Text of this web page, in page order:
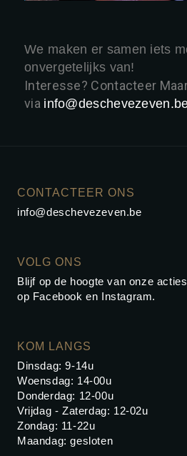
We maken er samen iets
onvergetelijks van!
Interesse? Contacteer
via
CONTACTEER ONS
info@deschevezeven.be
VOLG ONS
Blijf op de hoogte van onze
op Facebooken Instagram.
KOM LANGS
Dinsdag: 9-14u
Woensdag: 14-00u
Donderdag: 12-00u
Vrijdag - Zaterdag: 12-02u
Zondag: 11-22u
Maandag: gesloten